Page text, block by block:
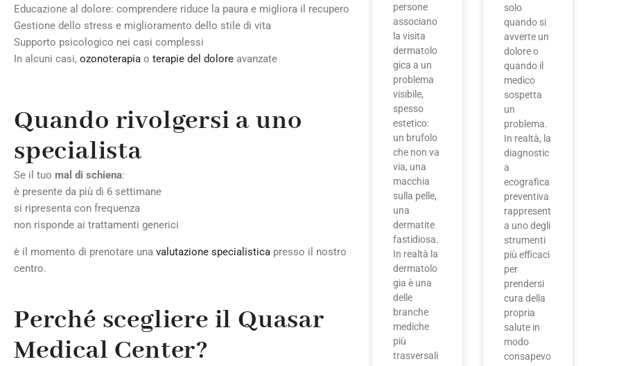
Educazione al dolore: comprendere riduce la paura e migliora il recupero
Gestione dello stress e miglioramento dello stile di vita
Supporto psicologico nei casi complessi
In alcuni casi, ozonoterapia o terapie del dolore avanzate
Quando rivolgersi a uno
specialista
Se il tuo mal di schiena:
è presente da più di 6 settimane
si ripresenta con frequenza
non risponde ai trattamenti generici
è il momento di prenotare una valutazione specialistica presso il nostro
centro.
Perché scegliere il Quasar
Medical Center?
persone
associano
la visita
dermatolo
gica a un
problema
visibile,
spesso
estetico:
un brufolo
che non va
via, una
macchia
sulla pelle,
una
dermatite
fastidiosa.
In realtà la
dermatolo
gia è una
delle
branche
mediche
più
trasversali
solo
quando si
avverte un
dolore o
quando il
medico
sospetta
un
problema.
In realtà, la
diagnostic
a
ecografica
preventiva
rappresent
a uno degli
strumenti
più efficaci
per
prendersi
cura della
propria
salute in
modo
consapevo